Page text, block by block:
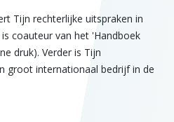
Tijn rechterlijke uitspraken in
coauteur van het 'Handboek
druk). Verder is Tijn
groot internationaal bedrijf in de